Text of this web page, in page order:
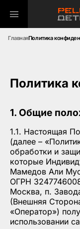
Главная
Политика
1. Общие
1.1. Настоящая
(далее –
обработки и
которые
Мамедов Али
ОГРН
Москва, п.
(Внешняя
«Оператор»)
использовании